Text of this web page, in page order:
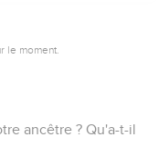
le moment.
ancêtre ? Qu'a-t-il